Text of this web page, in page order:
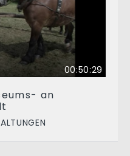
00:50:29
an